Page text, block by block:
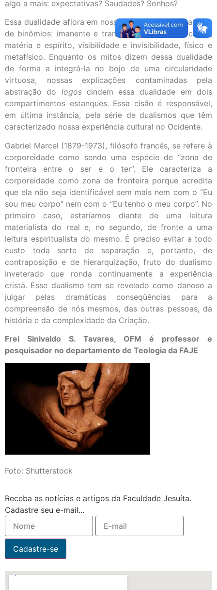
algo a mais: expectativas? Saudades? Sonhos?
Essa dualidade aflora em nossa fala mediante uma série
de binômios: imanente e transcendente, alma e corpo,
matéria e espírito, visibilidade e invisibilidade, físico e
metafísico. Enquanto os mitos dizem dessa dualidade
de forma a integrá-la no bojo de uma circularidade
virtuosa, nossas explicações contaminadas pela
abstração do logoscindem essa dualidade em dois
compartimentos estanques. Essa cisão é responsável,
em última instância, pela série de dualismos que têm
caracterizado nossa experiência cultural no Ocidente.
Gabriel Marcel (1879-1973), filósofo francês, se refere à
corporeidade como sendo uma espécie de “zona de
fronteira entre o ser e o ter”. Ele caracteriza a
corporeidade como zona de fronteira porque acredita
que ela não seja identificável sem mais nem com o “Eu
sou meu corpo” nem com o “Eu tenho o meu corpo”. No
primeiro caso, estaríamos diante de uma leitura
materialista do real e, no segundo, de fronte a uma
leitura espiritualista do mesmo. É preciso evitar a todo
custo toda sorte de separação e, portanto, de
contraposição e de hierarquização, fruto do dualismo
inveterado que ronda continuamente a experiência
cristã. Esse dualismo tem se revelado como danoso a
julgar pelas dramáticas conseqüências para a
compreensão de nós mesmos, das outras pessoas, da
história e da complexidade da Criação.
Frei Sinivaldo S. Tavares, OFM é professor e
pesquisador no departamento de Teologia da FAJE
Foto: Shutterstock
Receba as notícias e artigos da Faculdade Jesuíta.
Cadastre seu e-mail...